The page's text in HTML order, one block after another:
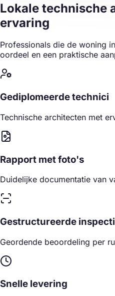
Lokale technische
ervaring
Professionals die de woning
oordeel en een praktische
Gediplomeerde technici
Technische architecten met
Rapport met foto's
Duidelijke documentatie van
Gestructureerde
Geordende beoordeling per
Snelle levering